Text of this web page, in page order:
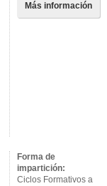
Más información
Forma de
impartición:
Ciclos Formativos a